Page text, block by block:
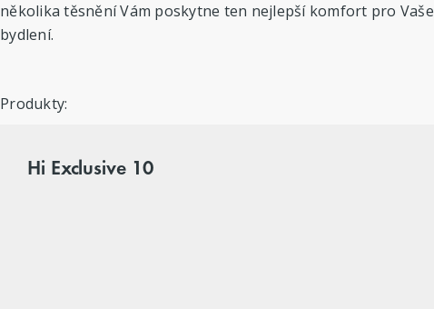
několika těsnění Vám poskytne ten nejlepší komfort pro Vaše
bydlení.
Produkty:
Hi Exclusive 10